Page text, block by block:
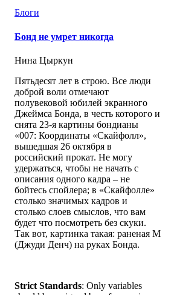
Блоги
Бонд не умрет никогда
Нина Цыркун
Пятьдесят лет в строю. Все люди
доброй воли отмечают
полувековой юбилей экранного
Джеймса Бонда, в честь которого и
снята 23-я картины бондианы
«007: Координаты «Скайфолл»,
вышедшая 26 октября в
российский прокат. Не могу
удержаться, чтобы не начать с
описания одного кадра – не
бойтесь спойлера; в «Скайфолле»
столько значимых кадров и
столько слоев смыслов, что вам
будет что посмотреть без скуки.
Так вот, картинка такая: раненая М
(Джуди Денч) на руках Бонда.
Strict Standards: Only variables